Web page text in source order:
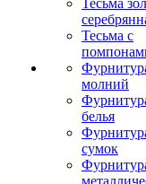
Тесьма
Тесьма с
молний
белья
сумок